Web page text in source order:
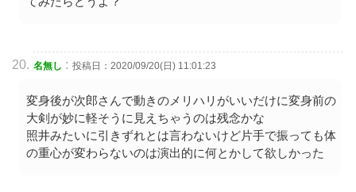
名無し : 投稿日：2020/09/20(日) 11:01:23
変身後が次郎さんで動きのメリハリがいいだけに変身前の
大剣が妙に軽そうに見えちゃうのは残念かな
照井みたいに引きずれとは言わないけど片手で振っても体
の重心が変わらないのは演出的に何とかして欲しかった